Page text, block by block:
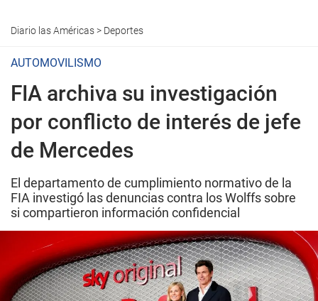
Diario las Américas> Deportes
AUTOMOVILISMO
FIA archiva su investigación
por conflicto de interés de jefe
de Mercedes
El departamento de cumplimiento normativo de la
FIA investigó las denuncias contra los Wolffs sobre
si compartieron información confidencial